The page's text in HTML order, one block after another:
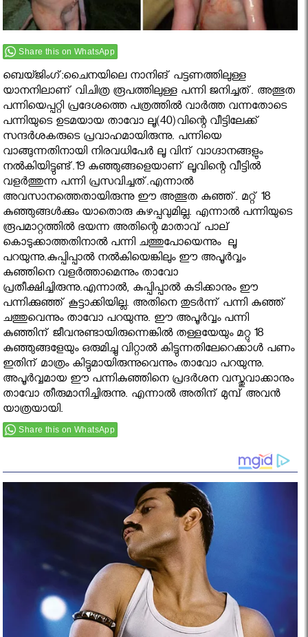
Share this on WhatsApp
ബെയ്ജിംഗ്:ചൈനയിലെ നാനിങ് പട്ടണത്തിലുള്ള
യാനനിലാണ് വിചിത്ര രൂപത്തിലുള്ള പന്നി ജനിച്ചത്. അത്ഭുത
പന്നിയെപ്പറ്റി പ്രദേശത്തെ പത്രത്തിൽ വാർത്ത വന്നതോടെ
പന്നിയുടെ ഉടമയായ താവോ ലൂ(40)വിന്റെ വീട്ടിലേക്ക്
സന്ദർശകരുടെ പ്രവാഹമായിരുന്നു. പന്നിയെ
വാങ്ങുന്നതിനായി നിരവധിപേർ ലൂ വിന് വാഗ്ദാനങ്ങളും
നൽകിയിട്ടുണ്ട്.19 കുഞ്ഞുങ്ങളെയാണ് ലൂവിന്റെ വീട്ടില്‍
വളര്‍ത്തുന്ന പന്നി പ്രസവിച്ചത്.എന്നാല്‍
അവസാനത്തെതായിരുന്നു ഈ അത്ഭുത കുഞ്ഞ്. മറ്റ് 18
കുഞ്ഞുങ്ങള്‍ക്കും യാതൊരു കുഴപ്പവുമില്ല. എന്നാല്‍ പന്നിയുടെ
രൂപമാറ്റത്തില്‍ ഭയന്ന അതിന്റെ മാതാവ് പാല്
കൊടുക്കാത്തതിനാല്‍ പന്നി ചത്തുപോയെന്നും ലൂ
പറയുന്നു.കുപ്പിപ്പാല്‍ നല്‍കിയെങ്കിലും ഈ അപൂര്‍വ്വം
കുഞ്ഞിനെ വളര്‍ത്താമെന്നും താവോ
പ്രതീക്ഷിച്ചിരുന്നു.എന്നാല്‍, കുപ്പിപ്പാല്‍ കുടിക്കാനും ഈ
പന്നിക്കുഞ്ഞ് കൂട്ടാക്കിയില്ല. അതിനെ തുടര്‍ന്ന് പന്നി കുഞ്ഞ്
ചത്തുവെന്നും താവോ പറയുന്നു. ഈ അപൂര്‍വ്വം പന്നി
കുഞ്ഞിന് ജീവനുണ്ടായിരുന്നെങ്കില്‍ തള്ളയേയും മറ്റു 18
കുഞ്ഞുങ്ങളേയും ഒരുമിച്ചു വിറ്റാല്‍ കിട്ടുന്നതിലേറെക്കാള്‍ പണം
ഇതിന് മാത്രം കിട്ടുമായിരുന്നുവെന്നും താവോ പറയുന്നു.
അപൂര്‍വ്വമായ ഈ പന്നികുഞ്ഞിനെ പ്രദര്‍ശന വസ്തുവാക്കാനും
താവോ തീരുമാനിച്ചിരുന്നു. എന്നാല്‍ അതിന് മുമ്പ് അവന്‍
യാത്രയായി.
Share this on WhatsApp